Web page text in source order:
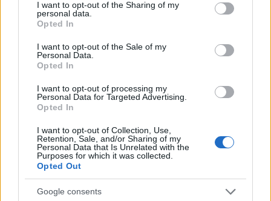
not limited to your visit or usage behaviour. You may click to
grant or deny consent to Google and its third-party tags to
use your data for below specified purposes in below Google
consent section.
I want to opt-out of the Sharing of my
personal data.
Opted In
I want to opt-out of the Sale of my
Personal Data.
Opted In
I want to opt-out of processing my
Personal Data for Targeted Advertising.
Opted In
I want to opt-out of Collection, Use,
Retention, Sale, and/or Sharing of my
Personal Data that Is Unrelated with the
Purposes for which it was collected.
Opted Out
Google consents
o
k
p
NOTIZIE RECENTI
Incidente sulla strada provinciale ad Arzachena,
un ferito
Sangue, musica e solidarietà con Avis Olbia al
Meteo Olbia 9 agosto, temperature in calo